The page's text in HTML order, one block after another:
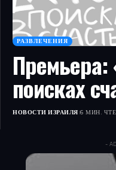
РАЗВЛЕЧЕНИЯ
Премьера:
поисках
НОВОСТИ ИЗРАИЛЯ 6 МИН.
-